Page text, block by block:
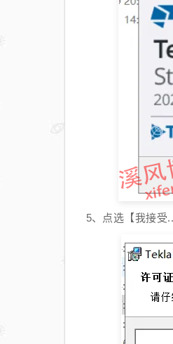
5、 点选【我接受